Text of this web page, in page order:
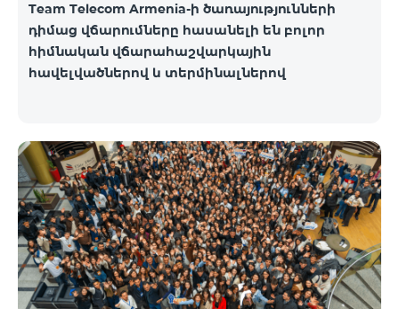
Team Telecom Armenia-ի ծառայությունների
դիմաց վճարումները հասանելի են բոլոր
հիմնական վճարահաշվարկային
հավելվածներով և տերմինալներով